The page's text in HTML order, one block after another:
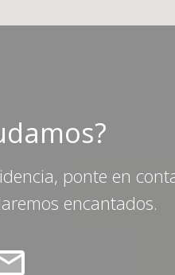
ponte en
encantados.